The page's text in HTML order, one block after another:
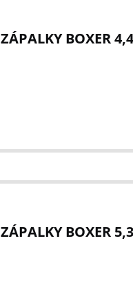
ZÁPALKY BOXER
ZÁPALKY BOXER